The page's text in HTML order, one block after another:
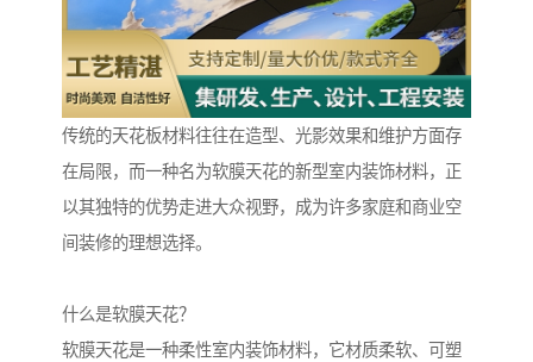
传统的天花板材料往往在造型、光影效果和维护方面存
在局限，而一种名为软膜天花的新型室内装饰材料，正
以其独特的优势走进大众视野，成为许多家庭和商业空
间装修的理想选择。
什么是软膜天花？
软膜天花是一种柔性室内装饰材料，它材质柔软、可塑